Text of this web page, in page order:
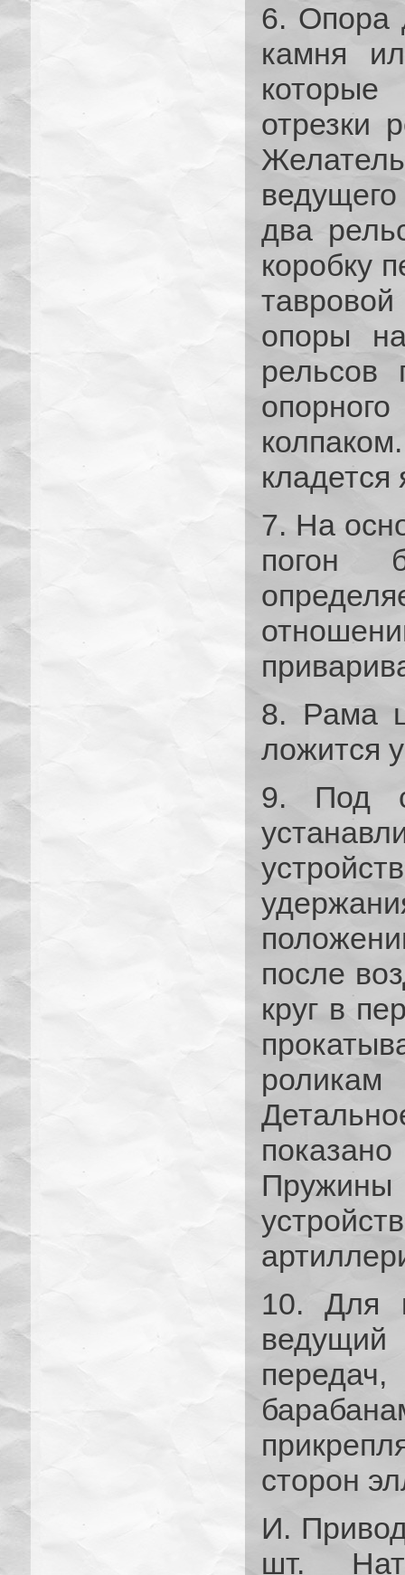
6. Опора
камня
отрезки
два
коробку
опоры
рельсов
7. На
погон
8. Рама
ложится
9. Под
после
круг в
10. Для
сторон
И.
шт.